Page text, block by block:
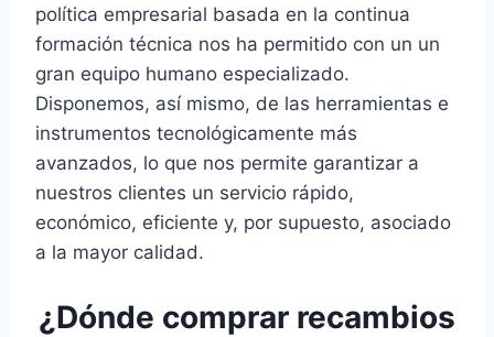
política empresarial basada en la continua
formación técnica nos ha permitido con un un
gran equipo humano especializado.
Disponemos, así mismo, de las herramientas e
instrumentos tecnológicamente más
avanzados, lo que nos permite garantizar a
nuestros clientes un servicio rápido,
económico, eficiente y, por supuesto, asociado
a la mayor calidad.
¿Dónde comprar recambios